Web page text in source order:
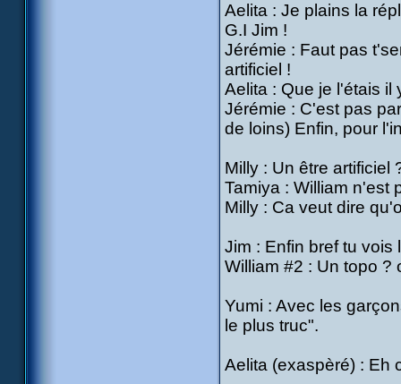
Aelita : Je plains la
G.I Jim !
Jérémie : Faut pas
artificiel !
Aelita : Que je l'étais il
Jérémie : C'est pas
de loins) Enfin, pour
Milly : Un être artificiel
Tamiya : William n'est
Milly : Ca veut dire
Jim : Enfin bref tu vois
William #2 : Un topo ?
Yumi : Avec les
le plus truc".
Aelita (exaspèré) : Eh